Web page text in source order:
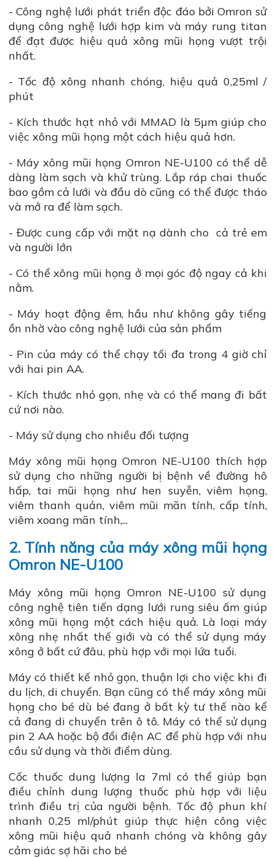
- Công nghệ lưới phát triển độc đáo bởi Omron sử
dụng công nghệ lưới hợp kim và máy rung titan
để đạt được hiệu quả xông mũi họng vượt trội
nhất.
- Tốc độ xông nhanh chóng, hiệu quả 0,25ml /
phút
- Kích thước hạt nhỏ với MMAD là 5µm giúp cho
việc xông mũi họng một cách hiệu quả hơn.
- Máy xông mũi họng Omron NE-U100 có thể dễ
dàng làm sạch và khử trùng. Lắp ráp chai thuốc
bao gồm cả lưới và đầu dò cũng có thể được tháo
và mở ra để làm sạch.
- Được cung cấp với mặt nạ dành cho cả trẻ em
và người lớn
- Có thể xông mũi họng ở mọi góc độ ngay cả khi
nằm.
- Máy hoạt động êm, hầu như không gây tiếng
ồn nhờ vào công nghệ lưới của sản phẩm
- Pin của máy có thể chạy tối đa trong 4 giờ chỉ
với hai pin AA.
- Kích thước nhỏ gọn, nhẹ và có thể mang đi bất
cứ nơi nào.
- Máy sử dụng cho nhiều đối tượng
Máy xông mũi họng Omron NE-U100 thích hợp
sử dụng cho những người bị bệnh về đường hô
hấp, tai mũi họng như hen suyễn, viêm họng,
viêm thanh quản, viêm mũi mãn tính, cấp tính,
viêm xoang mãn tính,...
2. Tính năng của máy xông mũi họng
Omron NE-U100
Máy xông mũi họng Omron NE-U100 sử dụng
công nghệ tiên tiến dạng lưới rung siêu ấm giúp
xông mũi họng một cách hiệu quả. Là loại máy
xông nhẹ nhất thế giới và có thể sử dụng máy
xông ở bất cứ đâu, phù hợp với mọi lứa tuổi.
Máy có thiết kế nhỏ gọn, thuận lợi cho việc khi đi
du lịch, di chuyển. Bạn cũng có thể máy xông mũi
họng cho bé dù bé đang ở bất kỳ tư thế nào kể
cả đang di chuyển trên ô tô. Máy có thể sử dụng
pin 2 AA hoặc bộ đổi điện AC để phù hợp với nhu
cầu sử dụng và thời điểm dùng.
Cốc thuốc dung lượng la 7ml có thể giúp bạn
điều chỉnh dung lượng thuốc phù hợp với liệu
trình điều trị của người bệnh. Tốc độ phun khí
nhanh 0,25 ml/phút giúp thực hiện công việc
xông mũi hiệu quả nhanh chóng và không gây
cảm giác sợ hãi cho bé